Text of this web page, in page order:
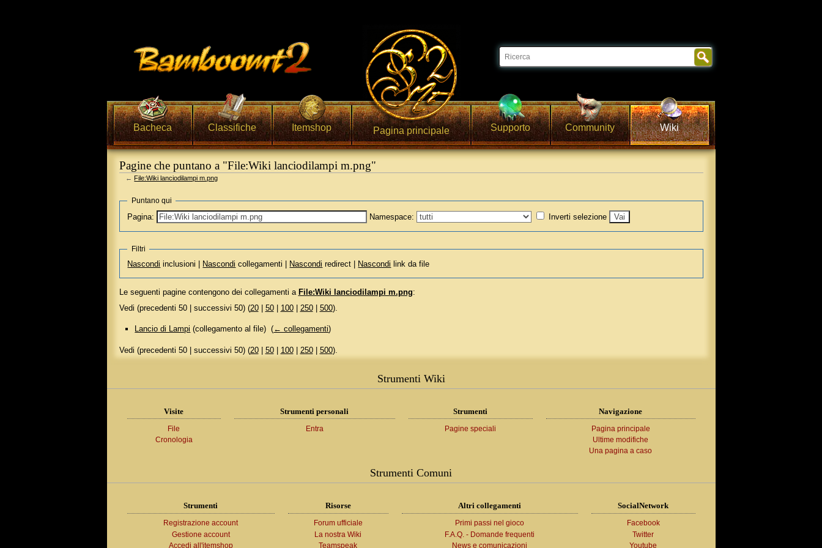
Bacheca Classifiche Itemshop Pagina principale Supporto Community Wiki
Pagine che puntano a "File:Wiki lanciodilampi m.png"
← File:Wiki lanciodilampi m.png
Puntano qui
Pagina: Namespace: Inverti selezione
Filtri
Nascondi inclusioni | Nascondi collegamenti | Nascondi redirect | Nascondi link da file
Le seguenti pagine contengono dei collegamenti a File:Wiki lanciodilampi m.png:
Vedi (precedenti 50 | successivi 50) (20| 50| 100| 250| 500).
Lancio di Lampi (collegamento al file) ‎(← collegamenti)
Vedi (precedenti 50 | successivi 50) (20| 50| 100| 250| 500).
Strumenti Wiki
Visite
File
Cronologia
Strumenti personali
Entra
Strumenti
Pagine speciali
Navigazione
Pagina principale
Ultime modifiche
Una pagina a caso
Strumenti Comuni
Strumenti
Registrazione account
Gestione account
Accedi all'itemshop
Risorse
Forum ufficiale
La nostra Wiki
Teamspeak
Altri collegamenti
Primi passi nel gioco
F.A.Q. - Domande frequenti
News e comunicazioni
SocialNetwork
Facebook
Twitter
Youtube